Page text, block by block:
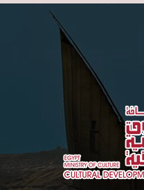
Skip to main content